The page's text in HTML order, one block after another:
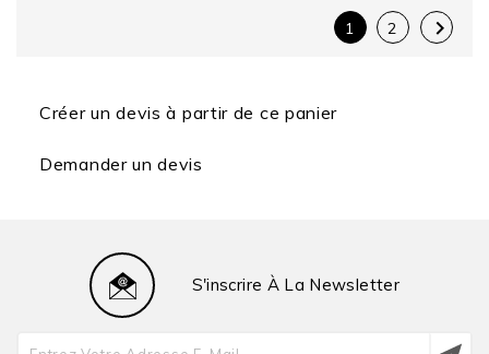
1 2 
Créer un devis à partir de ce panier
Demander un devis
S'inscrire À La Newsletter